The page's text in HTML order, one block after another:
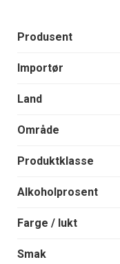
Produsent
Importør
Land
Område
Produktklasse
Alkoholprosent
Farge / lukt
Smak